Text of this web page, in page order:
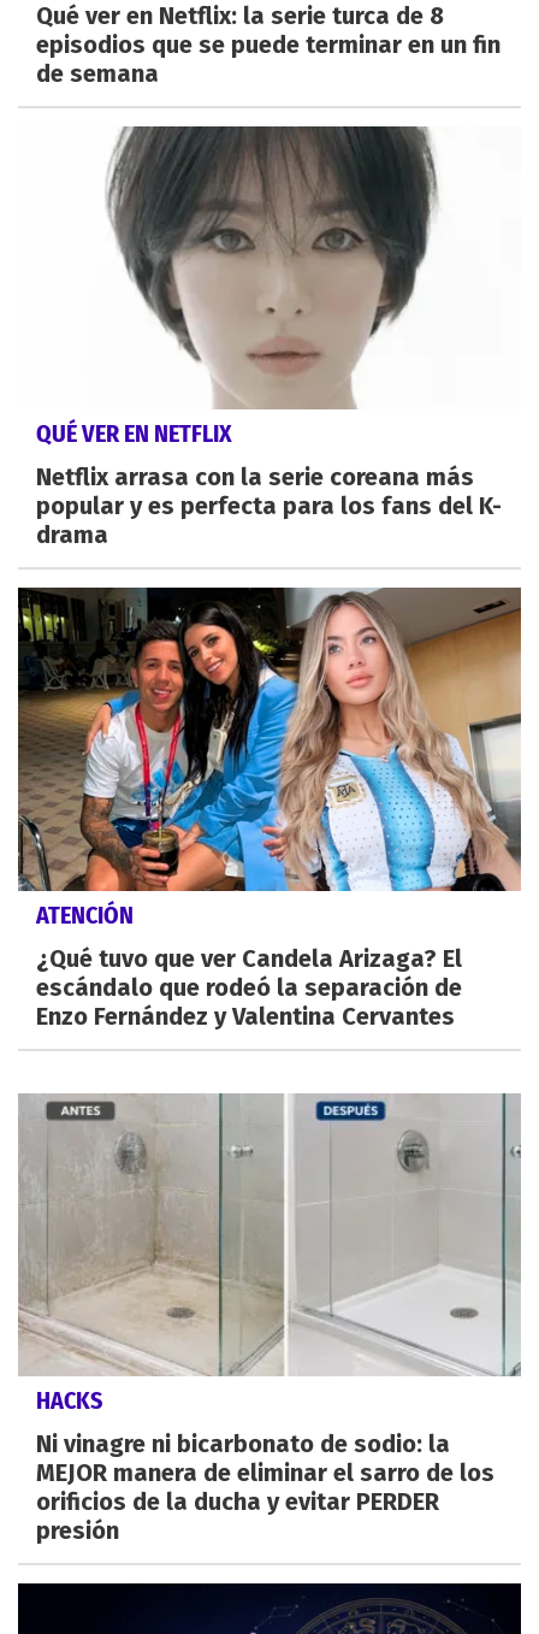
Qué ver en Netflix: la serie turca de 8
episodios que se puede terminar en un fin
de semana
QUÉ VER EN NETFLIX
Netflix arrasa con la serie coreana más
popular y es perfecta para los fans del K-
drama
ATENCIÓN
¿Qué tuvo que ver Candela Arizaga? El
escándalo que rodeó la separación de
Enzo Fernández y Valentina Cervantes
HACKS
Ni vinagre ni bicarbonato de sodio: la
MEJOR manera de eliminar el sarro de los
orificios de la ducha y evitar PERDER
presión